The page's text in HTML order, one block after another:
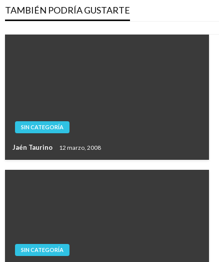
TAMBIÉN PODRÍA GUSTARTE
SIN CATEGORÍA
Jaén Taurino 12 marzo, 2008
SIN CATEGORÍA